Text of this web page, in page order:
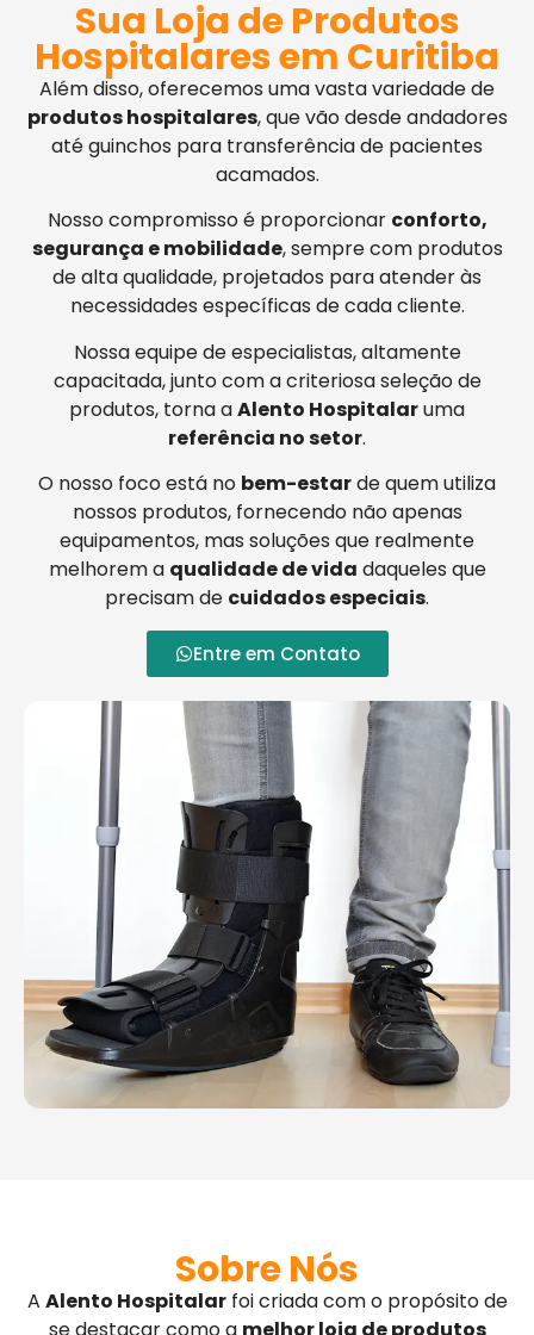
Sua Loja de Produtos
Hospitalares em Curitiba
Além disso, oferecemos uma vasta variedade de
produtos hospitalares, que vão desde andadores
até guinchos para transferência de pacientes
acamados.
Nosso compromisso é proporcionar conforto,
segurança e mobilidade, sempre com produtos
de alta qualidade, projetados para atender às
necessidades específicas de cada cliente.
Nossa equipe de especialistas, altamente
capacitada, junto com a criteriosa seleção de
produtos, torna aAlento Hospitalaruma
referência no setor.
O nosso foco está no bem-estarde quem utiliza
nossos produtos, fornecendo não apenas
equipamentos, mas soluções que realmente
melhorem a qualidade de vida daqueles que
precisam de cuidados especiais.
Entre em Contato
Sobre Nós
A Alento Hospitalarfoi criada com o propósito de